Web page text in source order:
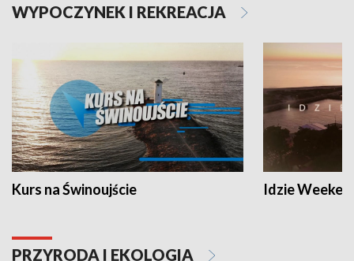
WYPOCZYNEK I REKREACJA
Kurs na Świnoujście Idzie
PRZYRODA I EKOLOGIA